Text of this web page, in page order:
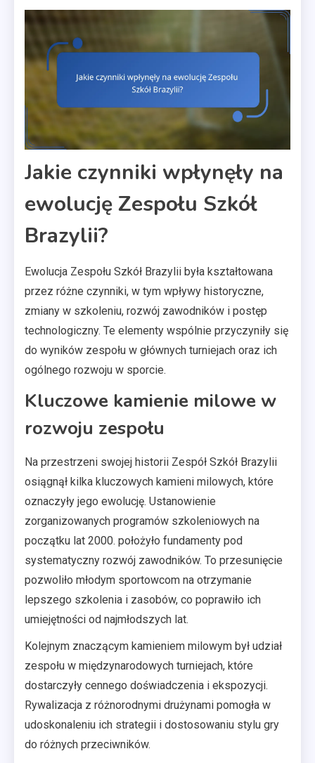
Jakie czynniki wpłynęły na
ewolucję Zespołu Szkół
Brazylii?
Ewolucja Zespołu Szkół Brazylii była kształtowana
przez różne czynniki, w tym wpływy historyczne,
zmiany w szkoleniu, rozwój zawodników i postęp
technologiczny. Te elementy wspólnie przyczyniły się
do wyników zespołu w głównych turniejach oraz ich
ogólnego rozwoju w sporcie.
Kluczowe kamienie milowe w
rozwoju zespołu
Na przestrzeni swojej historii Zespół Szkół Brazylii
osiągnął kilka kluczowych kamieni milowych, które
oznaczyły jego ewolucję. Ustanowienie
zorganizowanych programów szkoleniowych na
początku lat 2000. położyło fundamenty pod
systematyczny rozwój zawodników. To przesunięcie
pozwoliło młodym sportowcom na otrzymanie
lepszego szkolenia i zasobów, co poprawiło ich
umiejętności od najmłodszych lat.
Kolejnym znaczącym kamieniem milowym był udział
zespołu w międzynarodowych turniejach, które
dostarczyły cennego doświadczenia i ekspozycji.
Rywalizacja z różnorodnymi drużynami pomogła w
udoskonaleniu ich strategii i dostosowaniu stylu gry
do różnych przeciwników.